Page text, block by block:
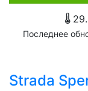
Последнее
Strada